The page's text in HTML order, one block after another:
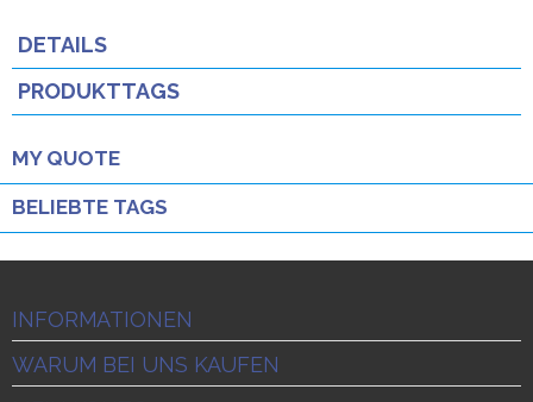
DETAILS
PRODUKTTAGS
MY QUOTE
BELIEBTE TAGS
INFORMATIONEN
WARUM BEI UNS KAUFEN